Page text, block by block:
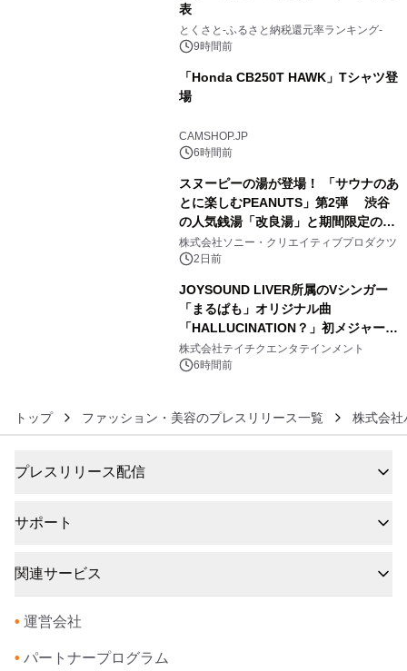
表
とくさと-ふるさと納税還元率ランキング-
9時間前
「Honda CB250T HAWK」Tシャツ登
場
CAMSHOP.JP
6時間前
スヌーピーの湯が登場！ 「サウナのあ
とに楽しむPEANUTS」第2弾 渋谷
の人気銭湯「改良湯」と期間限定のコ
ラボレーション サウナイキタイコラ
ボグッズも発売決定！
株式会社ソニー・クリエイティブプロダクツ
2日前
JOYSOUND LIVER所属のVシンガー
「まるぱも」オリジナル曲
「HALLUCINATION？」初メジャー配
信リリース決定！
株式会社テイチクエンタテインメント
6時間前
トップ ファッション・美容のプレスリリース一覧 株式会
プレスリリース配信
サポート
関連サービス
• 運営会社
• パートナープログラム